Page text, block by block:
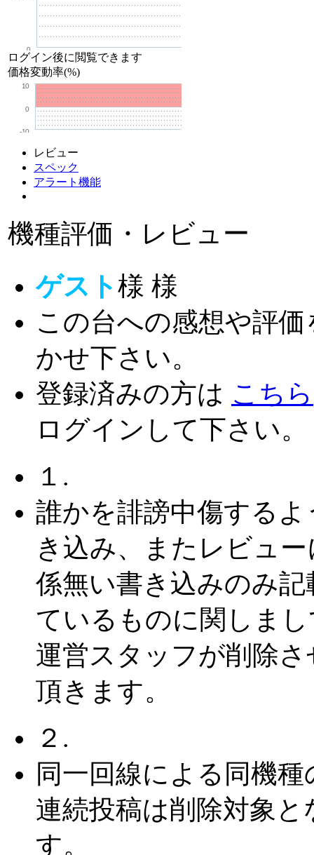
0
ログイン後に閲覧できます
価格変動率(%)
-10
0
10
レビュー
スペック
アラート機能
機種評価・レビュー
ゲスト様 様
この台への感想や評価
かせ下さい。
登録済みの方は こちら
ログインして下さい。
１.
誰かを誹謗中傷するよ
き込み、またレビュー
係無い書き込みのみ記
ているものに関しま
運営スタッフが削除さ
頂きます。
２.
同一回線による同機種
連続投稿は削除対象と
す。